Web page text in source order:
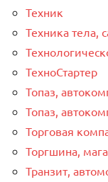
Техник
Техника тела,
ТехноСтартер
Топаз,
Топаз,
Торговая
Торгшина,
Транзит,